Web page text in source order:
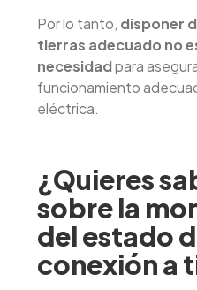
Por lo tanto, disponer
tierras adecuado no
necesidadpara
funcionamiento
eléctrica.
¿Quieres
sobre la
del estado
conexión a